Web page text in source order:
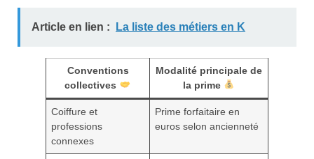
Article en lien : La liste des métiers en K
Conventions
collectives
Modalité principale de
la prime
Coiffure et
professions
connexes
Prime forfaitaire en
euros selon ancienneté